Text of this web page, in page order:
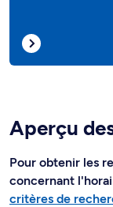
Aperçu
Pour obtenir les
concernant
critères de